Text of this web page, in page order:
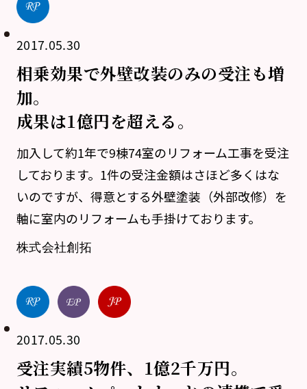
2017.05.30
相乗効果で外壁改装のみの受注も増
加。
成果は1億円を超える。
加入して約1年で9棟74室のリフォーム工事を受注
しております。1件の受注金額はさほど多くはな
いのですが、得意とする外壁塗装（外部改修）を
軸に室内のリフォームも手掛けております。
株式会社創拓
2017.05.30
受注実績5物件、1億2千万円。